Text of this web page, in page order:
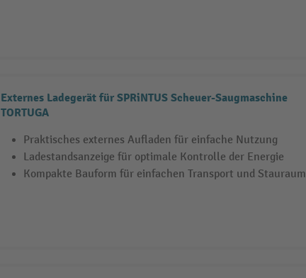
Externes Ladegerät für SPRiNTUS Scheuer-Saugmaschine
TORTUGA
Praktisches externes Aufladen für einfache Nutzung
Ladestandsanzeige für optimale Kontrolle der Energie
Kompakte Bauform für einfachen Transport und Stauraum